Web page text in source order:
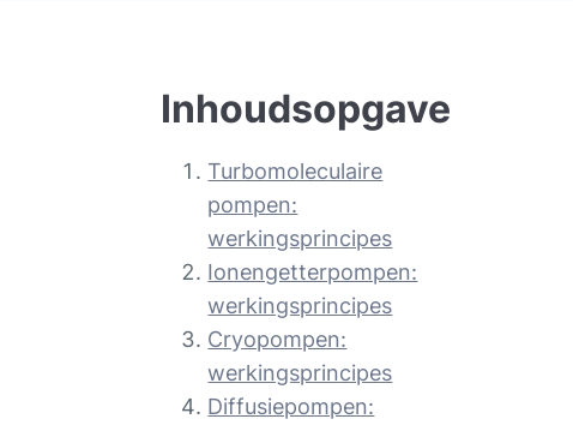
Inhoudsopgave
Turbomoleculaire
pompen:
werkingsprincipes
Ionengetterpompen:
werkingsprincipes
Cryopompen:
werkingsprincipes
Diffusiepompen: